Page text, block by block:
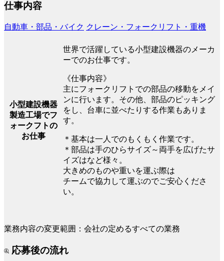
仕事内容
自動車・部品・バイク クレーン・フォークリフト・重機
小型建設機器
製造工場でフ
ォークフトの
お仕事
世界で活躍している小型建設機器のメーカ
ーでのお仕事です。
《仕事内容》
主にフォークリフトでの部品の移動をメイ
ンに行います。その他、部品のピッキング
をし、台車に並べたりする作業もありま
す。
＊基本は一人でのもくもく作業です。
＊部品は手のひらサイズ～両手を広げたサ
イズはなど様々。
大きめのものや重いを運ぶ際は
チームで協力して運ぶのでご安心くださ
い。
業務内容の変更範囲：会社の定めるすべての業務
応募後の流れ